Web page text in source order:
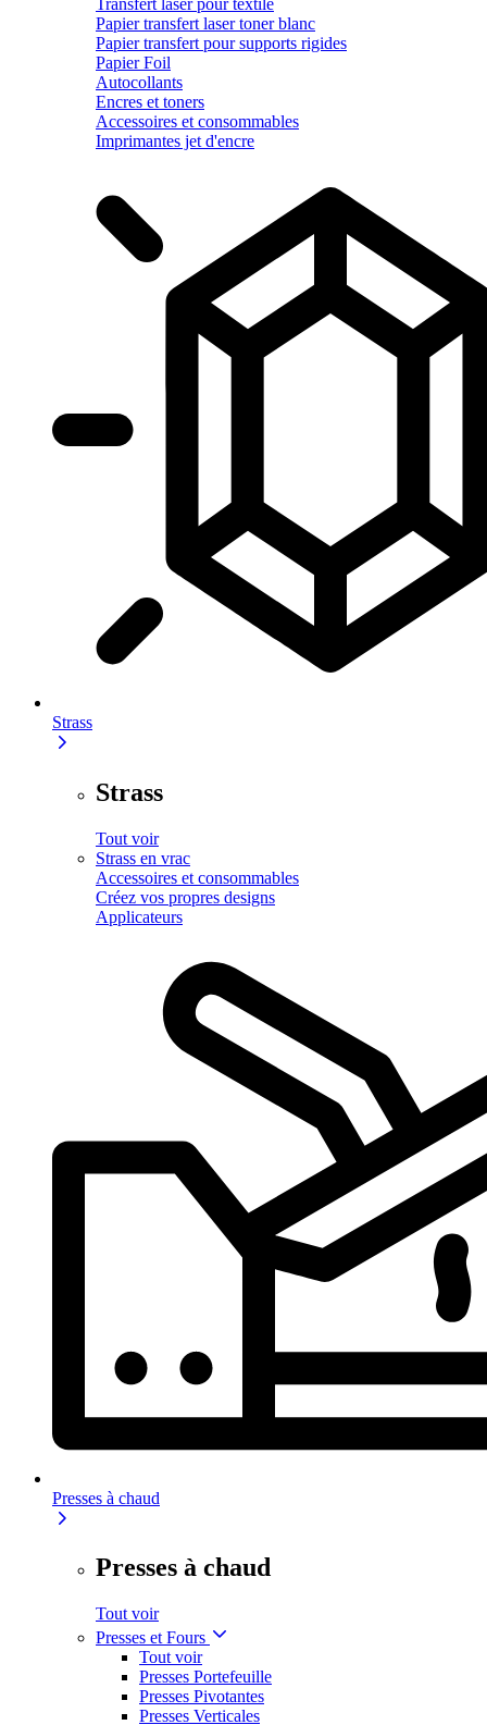
Papier transfert laser toner blanc
Papier transfert pour supports rigides
Papier Foil
Autocollants
Encres et toners
Accessoires et consommables
Imprimantes jet d'encre
Strass
Strass
Tout voir
Strass en vrac
Accessoires et consommables
Créez vos propres designs
Applicateurs
Presses à chaud
Presses à chaud
Tout voir
Presses et Fours
Tout voir
Presses Portefeuille
Presses Pivotantes
Presses Verticales